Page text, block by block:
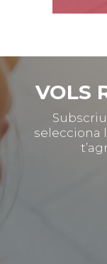
VOLS
selecciona